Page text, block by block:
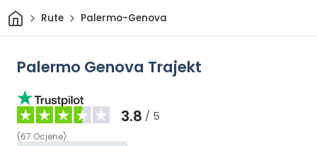
DomRute Palermo-Genova
Palermo Genova Trajekt
3.8 / 5
(67 Ocjene)